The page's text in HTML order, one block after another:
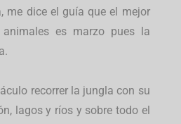
me dice el guía que el mejor
es marzo pues la
recorrer la jungla con su
lagos y ríos y sobre todo el